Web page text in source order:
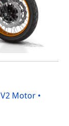
Motor •